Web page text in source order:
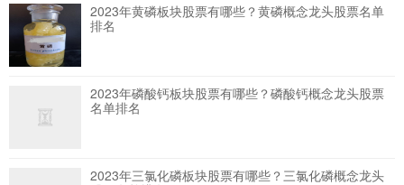
2023年黄磷板块股票有哪些？黄磷概念龙头股票名单
排名
2023年磷酸钙板块股票有哪些？磷酸钙概念龙头股票
名单排名
2023年三氯化磷板块股票有哪些？三氯化磷概念龙头